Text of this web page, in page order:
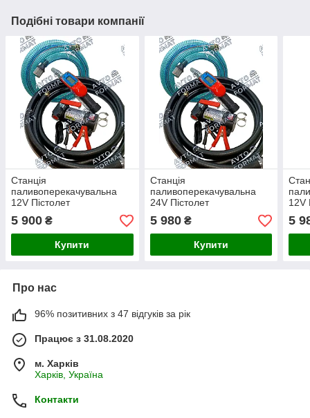
Подібні товари компанії
Станція
паливоперекачувальна
12V Пістолет
паливозаправний з
електронним лічильником
5 900 ₴
Купити
Станція
паливоперекачувальна
24V Пістолет
паливозаправний з
електронним лічильником
5 980₴
Купити
12V
5
Про нас
96% позитивних з 47 відгуків за рік
Працює з 31.08.2020
м. Харків
Харків, Україна
Контакти